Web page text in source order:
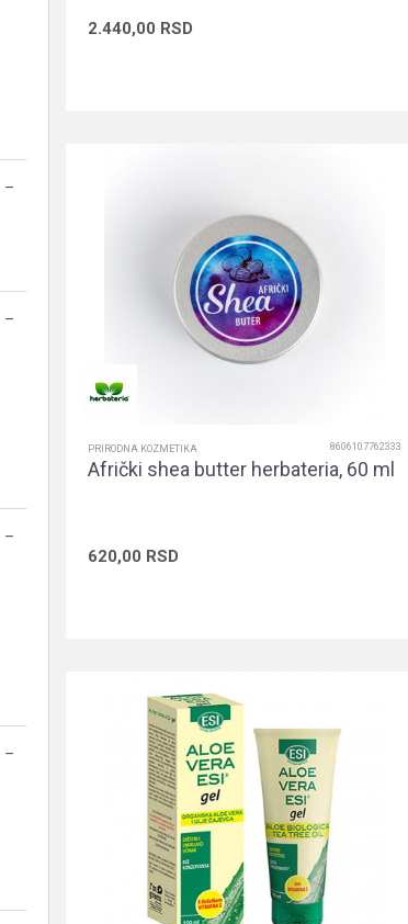
2.440,00 RSD
PRIRODNA KOZMETIKA 8606107762333
Afrički shea butter herbateria, 60 ml
620,00 RSD